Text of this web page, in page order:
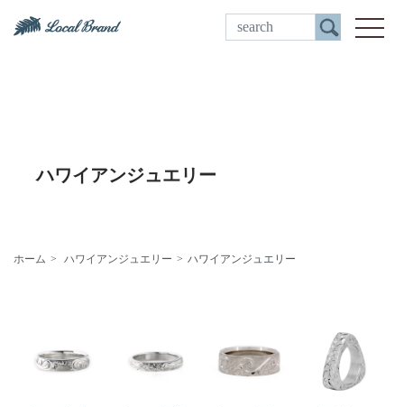
ご来店予約
ハワイアンジュエリー
ホーム ハワイアンジュエリー ハワイアンジュエリー